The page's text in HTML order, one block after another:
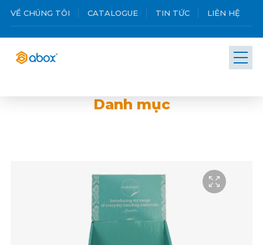
VỀ CHÚNG TÔI CATALOGUE TIN TỨC LIÊN HỆ
Danh mục